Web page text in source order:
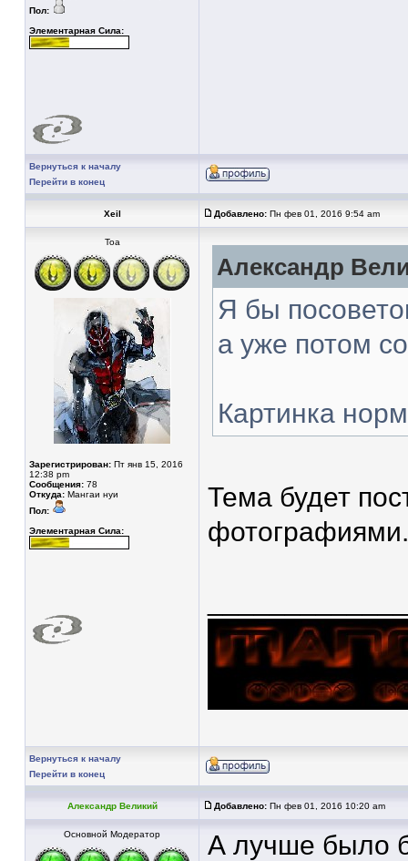
Пол:
Элементарная Сила:
Вернуться к началу
Перейти в конец
Xeil Добавлено: Пн фев 01, 2016 9:54 am
Тоа
Зарегистрирован: Пт янв 15, 2016
12:38 pm
Сообщения: 78
Откуда: Мангаи нуи
Пол:
Элементарная Сила:
Александр
Я бы
а уже потом
Картинка
Тема будет
фотографиями.
Вернуться к началу
Перейти в конец
Александр Великий Добавлено: Пн фев 01, 2016 10:20 am
Основной Модератор
А лучше было